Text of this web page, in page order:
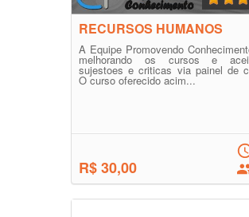
RECURSOS HUMANOS
A Equipe Promovendo
melhorando os cursos e
sujestoes e criticas via painel de
O curso oferecido acim...
R$ 30,00